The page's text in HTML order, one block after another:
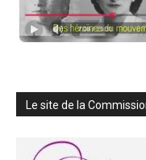
Le site de la